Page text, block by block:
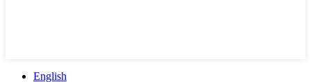
English